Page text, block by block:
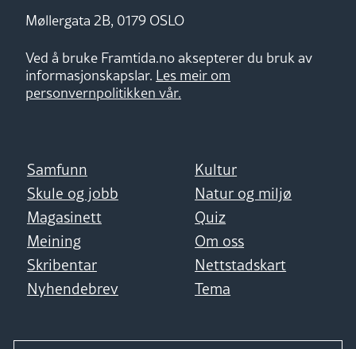
Møllergata 2B, 0179 OSLO
Ved å bruke Framtida.no aksepterer du bruk av
informasjonskapslar. Les meir om
personvernpolitikken vår.
Samfunn
Kultur
Skule og jobb
Natur og miljø
Magasinett
Quiz
Meining
Om oss
Skribentar
Nettstadskart
Nyhendebrev
Tema